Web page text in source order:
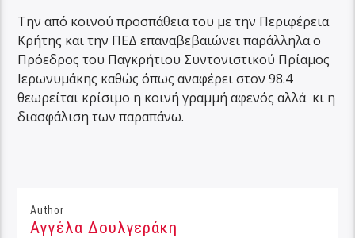
Την από κοινού προσπάθεια του με την Περιφέρεια
Κρήτης και την ΠΕΔ επαναβεβαιώνει παράλληλα ο
Πρόεδρος του Παγκρήτιου Συντονιστικού Πρίαμος
Ιερωνυμάκης καθώς όπως αναφέρει στον 98.4
θεωρείται κρίσιμο η κοινή γραμμή αφενός αλλά κι η
διασφάλιση των παραπάνω.
Author
Αγγέλα Δουλγεράκη